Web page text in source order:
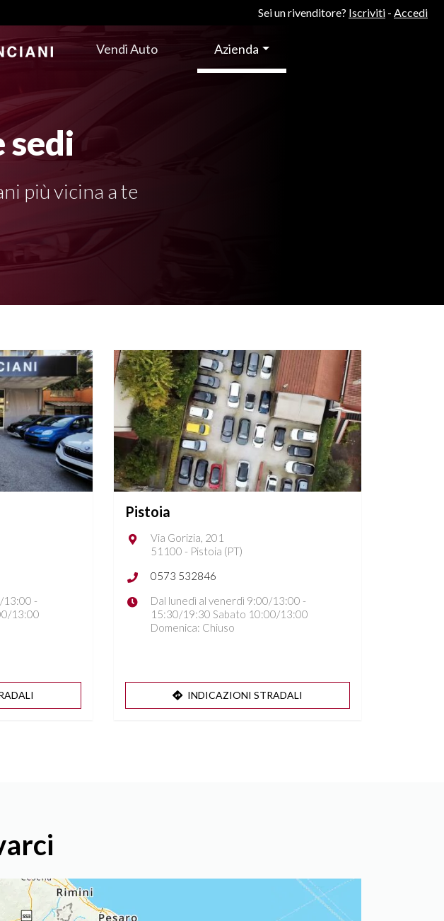
Sei un rivenditore? Iscriviti - Accedi
Vendi Auto Azienda
sedi
più vicina a te
13:00 -
13:00
Pistoia
Via Gorizia, 201
51100 - Pistoia (PT)
0573 532846
Dal lunedì al venerdì 9:00/13:00 -
15:30/19:30 Sabato 10:00/13:00
Domenica: Chiuso
INDICAZIONI STRADALI